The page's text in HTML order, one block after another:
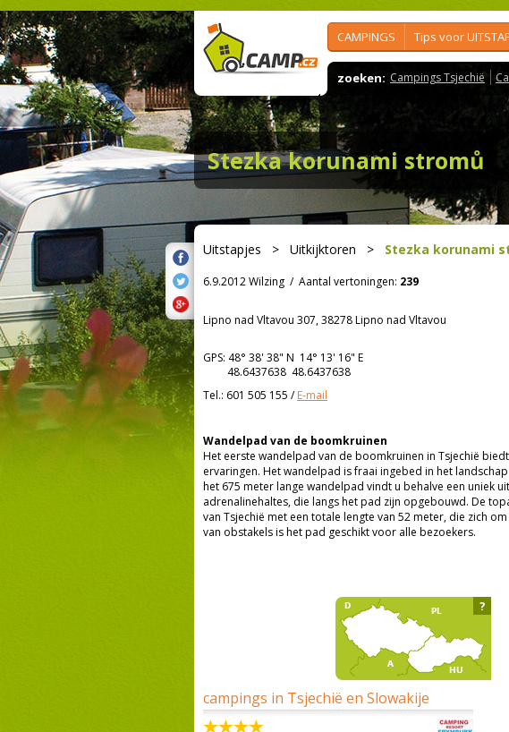
CAMPINGS Tips voor
zoeken: Campings Tsjechië
Stezka korunami stromů
Uitstapjes > Uitkijktoren > Stezka korunami
6.9.2012 Wilzing / Aantal vertoningen: 239
Lipno nad Vltavou 307, 38278 Lipno nad Vltavou
GPS: 48° 38' 38" N 14° 13' 16" E
48.6437638 48.6437638
Tel.: 601 505 155 /E-mail
Wandelpad van de boomkruinen
Het eerste wandelpad van de boomkruinen in Tsjechië
ervaringen. Het wandelpad is fraai ingebed in het
het 675 meter lange wandelpad vindt u behalve een uniek
adrenalinehaltes, die langs het pad zijn opgebouwd. De
van Tsjechië met een totale lengte van 52 meter, die zich
van obstakels is het pad geschikt voor alle bezoekers.
campings in Tsjechië en Slowakije
?